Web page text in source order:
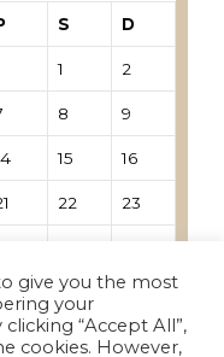
S D
1 2
8 9
15 16
22 23
give you the most
your
“Accept All”,
cookies. However,